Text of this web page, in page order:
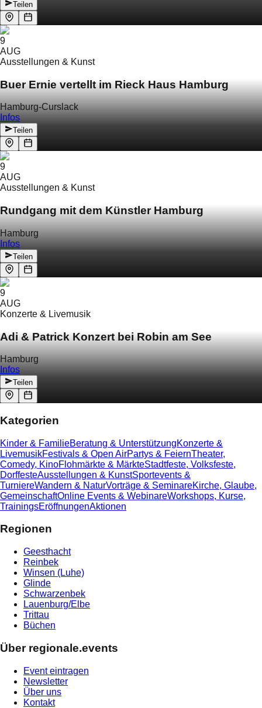
Teilen
9
AUG
Ausstellungen & Kunst
Buer Ernie vertellt im Rieck Haus Hamburg
Hamburg-Curslack
Infos
Teilen
9
AUG
Ausstellungen & Kunst
Rundgang mit dem Künstler Hamburg
Hamburg
Infos
Teilen
9
AUG
Konzerte & Livemusik
Adi & Patrick Konzert bei Robin am See
Hamburg
Infos
Teilen
Kategorien
Kinder & FamilieBeratung & UnterstützungKonzerte &
LivemusikFestivals & Open AirPartys & FeiernTheater,
Comedy, KinoFlohmärkte & MärkteStadtfeste, Volksfeste,
DorffesteAusstellungen & KunstSportevents &
TurniereWandern & NaturVorträge & SeminareKirche, Glaube,
GemeinschaftOnline Events & WebinareWorkshops, Kurse,
TrainingsEröffnungenAktionen
Regionen
Geesthacht
Reinbek
Winsen (Luhe)
Glinde
Schwarzenbek
Lauenburg/Elbe
Trittau
Büchen
Über regionale.events
Event eintragen
Newsletter
Über uns
Kontakt